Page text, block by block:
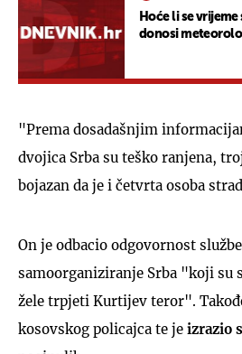
Hoće li se
donosi
"Prema dosadašnjim
dvojica Srba su teško ranjena,
bojazan da je i četvrta osoba
On je odbacio odgovornost
samoorganiziranje Srba "koji su
žele trpjeti Kurtijev teror".
kosovskog policajca te je izrazio